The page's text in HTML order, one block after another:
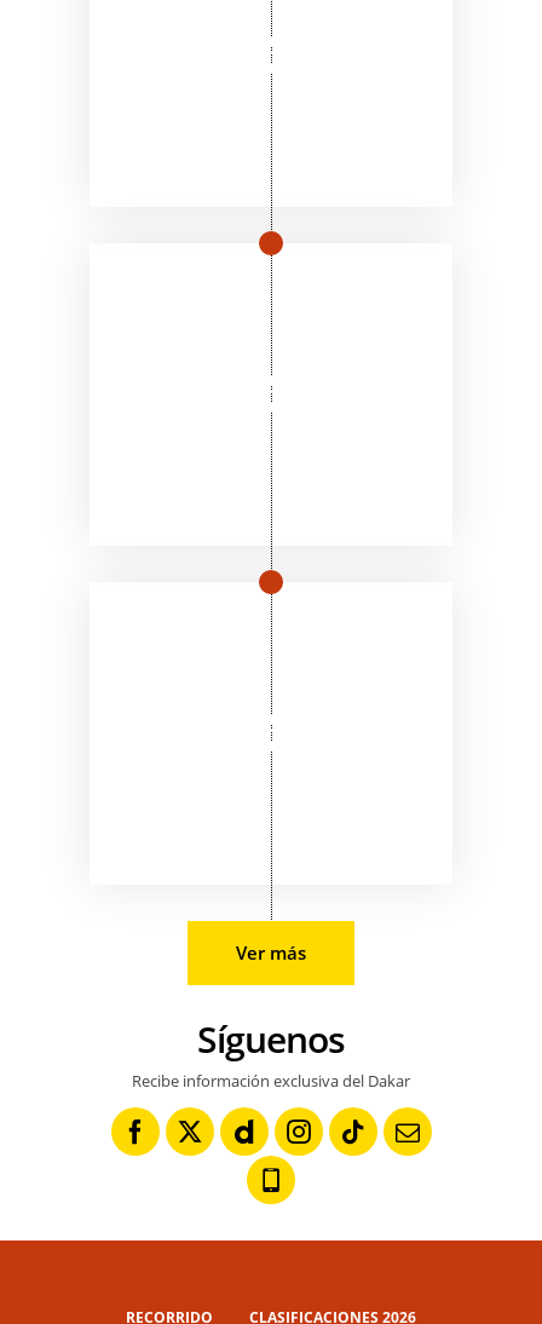
Ver más
Síguenos
Recibe información exclusiva del Dakar
RECORRIDO CLASIFICACIONES 2026